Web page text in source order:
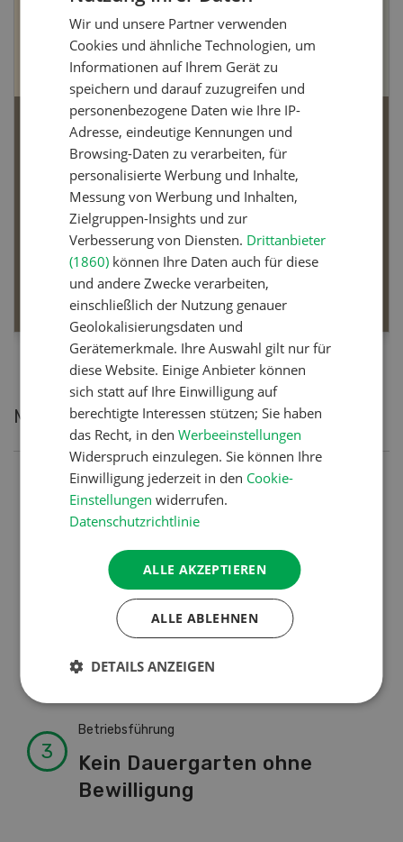
Bio-Artikel
Dossier Bio-Artikel
MEHR ERFAHREN
Meistgelesene Artikel
Nutztiere
Schweizer Kuhnamen: Liste
Pflanzenbau
Erst das Ziel, dann die
Zwischenfrucht
Betriebsführung
Kein Dauergarten ohne
Bewilligung
Wir und unsere Partner verwenden
Cookies und ähnliche Technologien, um
Informationen auf Ihrem Gerät zu
speichern und darauf zuzugreifen und
personenbezogene Daten wie Ihre IP-
Adresse, eindeutige Kennungen und
Browsing-Daten zu verarbeiten, für
personalisierte Werbung und Inhalte,
Messung von Werbung und Inhalten,
Zielgruppen-Insights und zur
Verbesserung von Diensten. Drittanbieter
(1860) können Ihre Daten auch für diese
und andere Zwecke verarbeiten,
einschließlich der Nutzung genauer
Geolokalisierungsdaten und
Gerätemerkmale. Ihre Auswahl gilt nur für
diese Website. Einige Anbieter können
sich statt auf Ihre Einwilligung auf
berechtigte Interessen stützen; Sie haben
das Recht, in denWerbeeinstellungen
Widerspruch einzulegen. Sie können Ihre
Einwilligung jederzeit in den Cookie-
Einstellungen widerrufen.
Datenschutzrichtlinie
ALLE AKZEPTIEREN
ALLE ABLEHNEN
DETAILS ANZEIGEN